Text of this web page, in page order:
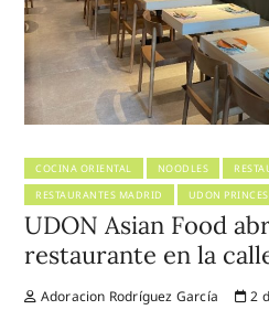
COCINA ORIENTAL NOODLES
RESTAURANTES MADRID
UDON
UDON Asian Food
restaurante en la
Adoracion Rodríguez García 2